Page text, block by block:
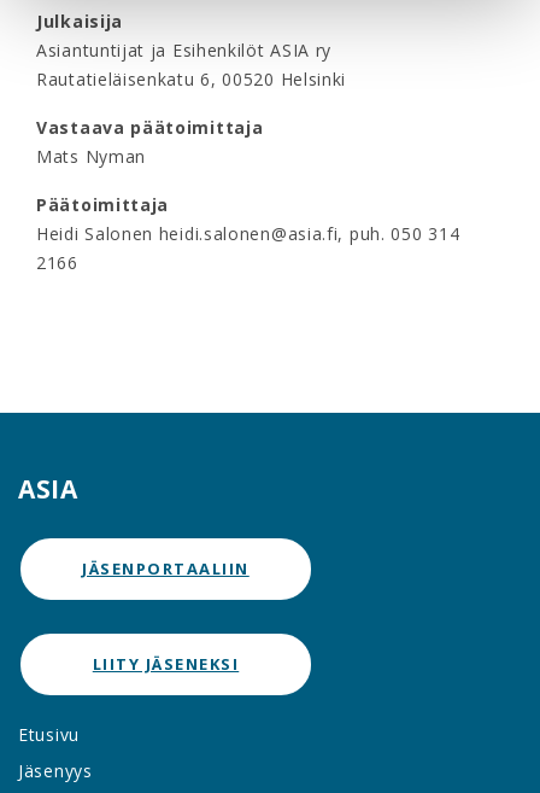
Julkaisija
Asiantuntijat ja Esihenkilöt ASIA ry
Rautatieläisenkatu 6, 00520 Helsinki
Vastaava päätoimittaja
Mats Nyman
Päätoimittaja
Heidi Salonen heidi.salonen@asia.fi, puh. 050 314
2166
ASIA
JÄSENPORTAALIIN
LIITY JÄSENEKSI
Etusivu
Jäsenyys